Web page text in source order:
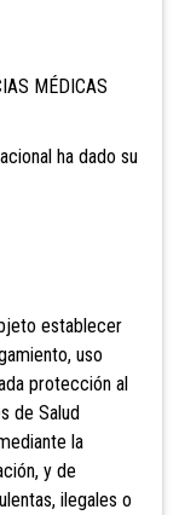
MÉDICAS
ha dado su
establecer
uso
protección al
de Salud
la
y de
ilegales o